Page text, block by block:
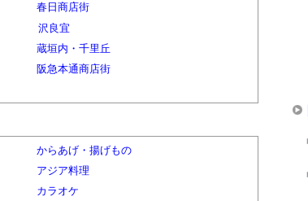
春日商店街
沢良宜
蔵垣内・千里丘
阪急本通商店街
からあげ・揚げもの
アジア料理
カラオケ